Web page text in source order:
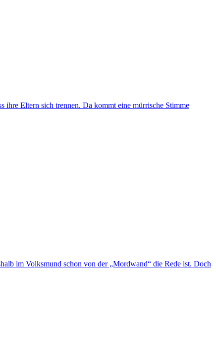
ihre Eltern sich trennen. Da kommt eine mürrische Stimme
im Volksmund schon von der „Mordwand“ die Rede ist. Doch